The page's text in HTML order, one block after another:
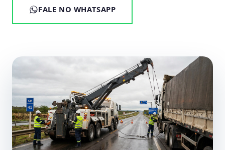
FALE NO WHATSAPP